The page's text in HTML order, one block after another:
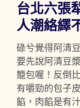
台北六張
人潮絡繹
碌兮覺得阿清
要先說阿清豆
籠包喔！反倒
有嚼勁的包子
餡，肉餡是有